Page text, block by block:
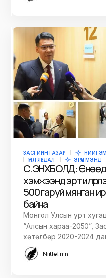
ЗАСГИЙН ГАЗАР НИЙГЭМ
ҮЙЛ ЯВДАЛ
ЭРҮҮЛ МЭНД
С.ЭНХБОЛД:
хэмжээнд эрт
500 гаруй мянган
байна
Монгол Улсын урт
“Алсын хараа-2050”,
хөтөлбөр 2020-2024
Niitlel.mn